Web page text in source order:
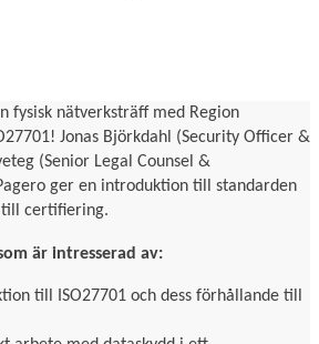
fysisk nätverksträff med Region
Jonas Björkdahl (Security Officer &
(Senior Legal Counsel &
ger en introduktion till standarden
certifiering.
är intresserad av:
till ISO27701 och dess förhållande till